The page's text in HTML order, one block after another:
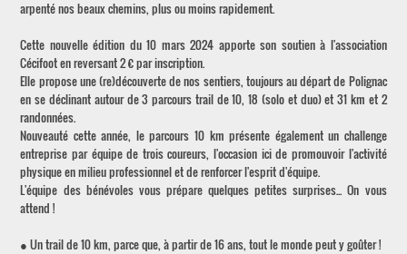
arpenté nos beaux chemins, plus ou moins rapidement.
Cette nouvelle édition du 10 mars 2024 apporte son soutien à l'association
Cécifoot en reversant 2 € par inscription.
Elle propose une (re)découverte de nos sentiers, toujours au départ de Polignac
en se déclinant autour de 3 parcours trail de 10, 18 (solo et duo) et 31 km et 2
randonnées.
Nouveauté cette année, le parcours 10 km présente également un challenge
entreprise par équipe de trois coureurs, l'occasion ici de promouvoir l'activité
physique en milieu professionnel et de renforcer l'esprit d'équipe.
L'équipe des bénévoles vous prépare quelques petites surprises... On vous
attend !
● Un trail de 10 km, parce que, à partir de 16 ans, tout le monde peut y goûter !